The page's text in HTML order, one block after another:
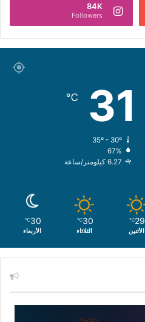
84K
Followers
31
℃
35º - 30º
67%
6.27 كيلومتر/ساعة
29
℃
الأثنين
30
℃
الثلاثاء
30
℃
الأربعاء